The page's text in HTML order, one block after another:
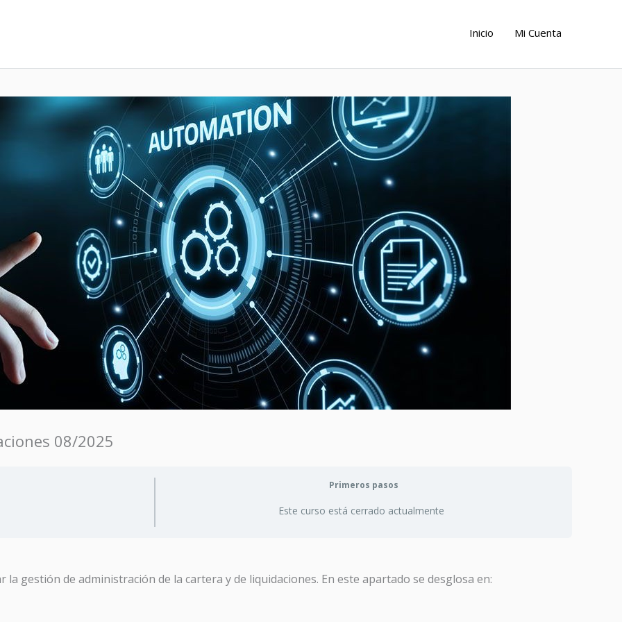
Inicio Mi Cuenta
08/2025
Primeros pasos
Este curso está cerrado actualmente
gestión de administración de la cartera y de liquidaciones. En este apartado se desglosa en: